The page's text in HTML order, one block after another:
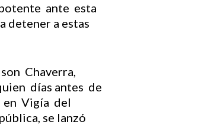
ante esta
detener a estas
Chaverra,
días antes de
en Vigía del
se lanzó